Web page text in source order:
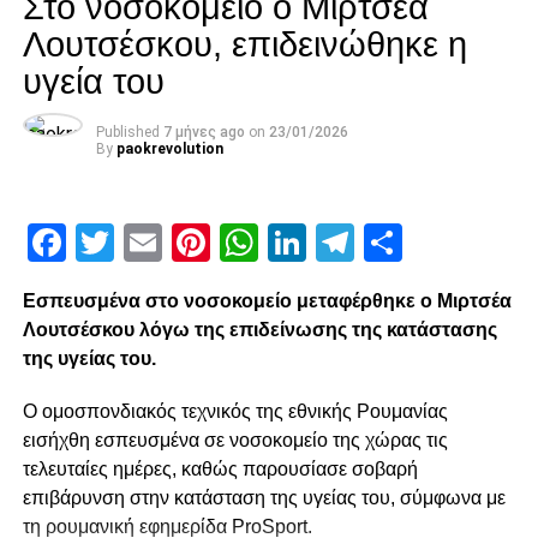
Λουτσέσκου, επιδεινώθηκε η
υγεία του
Published 7 μήνες ago on 23/01/2026
By paokrevolution
Facebook
Twitter
EmailPinterest
WhatsApp
LinkedIn
Telegram
Εσπευσμένα στο νοσοκομείο μεταφέρθηκε ο Μιρτσέα
Λουτσέσκου λόγω της επιδείνωσης της κατάστασης
της υγείας του.
Ο ομοσπονδιακός τεχνικός της εθνικής Ρουμανίας
εισήχθη εσπευσμένα σε νοσοκομείο της χώρας τις
τελευταίες ημέρες, καθώς παρουσίασε σοβαρή
επιβάρυνση στην κατάσταση της υγείας του, σύμφωνα με
τη ρουμανική εφημερίδα ProSport.